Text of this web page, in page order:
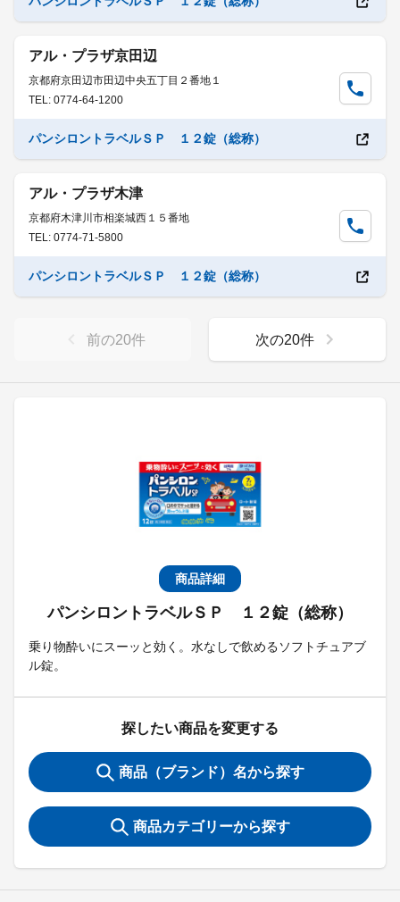
商品詳細
パンシロントラベルＳＰ １２錠（総称）
乗り物酔いにスーッと効く。水なしで飲めるソフトチュアブ
ル錠。
探したい商品を変更する
商品（ブランド）名から探す
商品カテゴリーから探す
アル・プラザ京田辺
京都府京田辺市田辺中央五丁目２番地１
TEL: 0774-64-1200
パンシロントラベルＳＰ １２錠（総称）
アル・プラザ木津
京都府木津川市相楽城西１５番地
TEL: 0774-71-5800
パンシロントラベルＳＰ １２錠（総称）
前の20件 次の20件